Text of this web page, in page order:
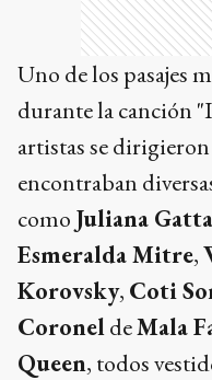
Uno de los pasajes
durante la canción
artistas se
encontraban
como Juliana
Esmeralda Mitre,
Korovsky, Coti
CoroneldeMala
Queen, todos